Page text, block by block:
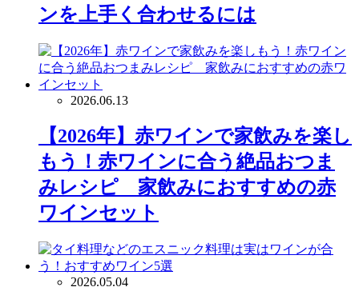
ンを上手く合わせるには
2026.06.13
【2026年】赤ワインで家飲みを楽し
もう！赤ワインに合う絶品おつま
みレシピ 家飲みにおすすめの赤
ワインセット
2026.05.04